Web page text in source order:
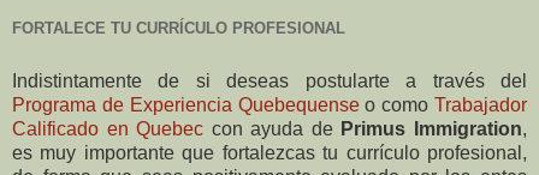
FORTALECE TU CURRÍCULO PROFESIONAL
Indistintamente de si deseas postularte a través del
Programa de Experiencia Quebequenseo como Trabajador
Calificado en Quebec con ayuda de Primus Immigration,
es muy importante que fortalezcas tu currículo profesional,